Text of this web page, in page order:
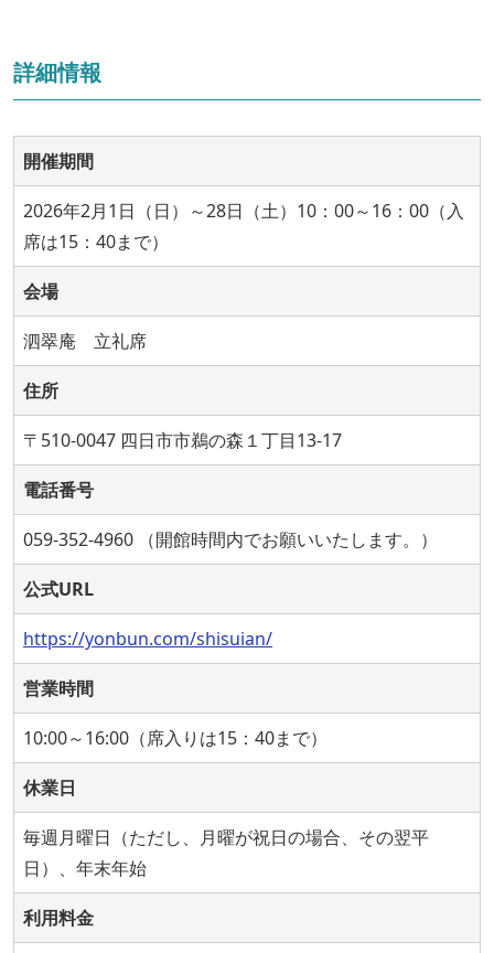
詳細情報
開催期間
2026年2月1日（日）～28日（土）10：00～16：00（入
席は15：40まで）
会場
泗翠庵 立礼席
住所
〒510-0047 四日市市鵜の森１丁目13-17
電話番号
059-352-4960 （開館時間内でお願いいたします。）
公式URL
https://yonbun.com/shisuian/
営業時間
10:00～16:00（席入りは15：40まで）
休業日
毎週月曜日（ただし、月曜が祝日の場合、その翌平
日）、年末年始
利用料金